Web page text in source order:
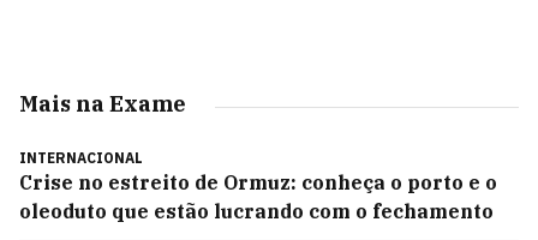
Mais na Exame
INTERNACIONAL
Crise no estreito de Ormuz: conheça o porto e o
oleoduto que estão lucrando com o fechamento